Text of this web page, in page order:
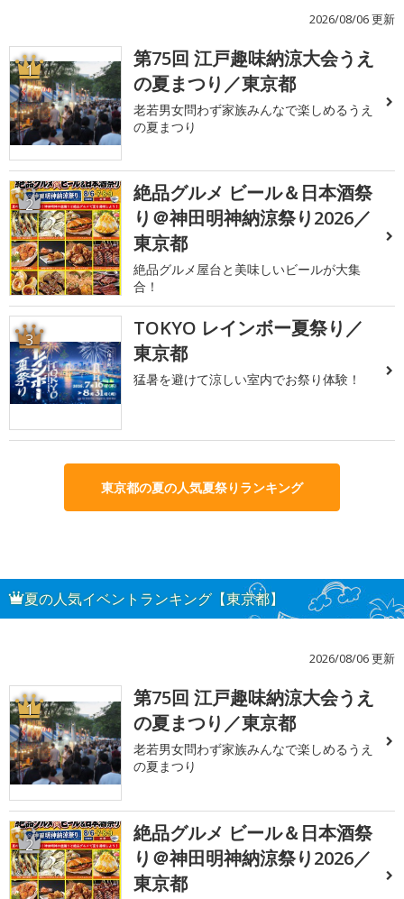
2026/08/06 更新
1
第75回 江戸趣味納涼大会うえ
の夏まつり／東京都
老若男女問わず家族みんなで楽しめるうえ
の夏まつり
2
絶品グルメ ビール＆日本酒祭
り＠神田明神納涼祭り2026／
東京都
絶品グルメ屋台と美味しいビールが大集
合！
3
TOKYO レインボー夏祭り／
東京都
猛暑を避けて涼しい室内でお祭り体験！
東京都の夏の人気夏祭りランキング
夏の人気イベントランキング【東京都】
2026/08/06 更新
1
第75回 江戸趣味納涼大会うえ
の夏まつり／東京都
老若男女問わず家族みんなで楽しめるうえ
の夏まつり
2
絶品グルメ ビール＆日本酒祭
り＠神田明神納涼祭り2026／
東京都